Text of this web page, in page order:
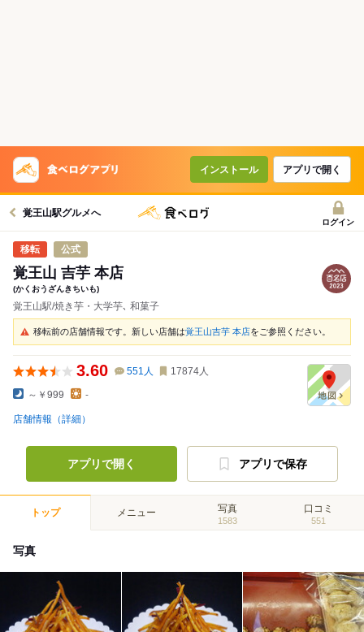
インストール アプリで開く
覚王山駅グルメへ
ログイン
公式
覚王山 吉芋 本店
(かくおうざんきちいも)
覚王山駅/焼き芋・大学芋､ 和菓子
移転前の店舗情報です。新しい店舗は覚王山吉芋 本店をご参照ください。
3.60 551 人 17874人
～￥999 -
店舗情報（詳細）
アプリで開く アプリで保存
トップ メニュー 写真
1583
口コミ
551
写真